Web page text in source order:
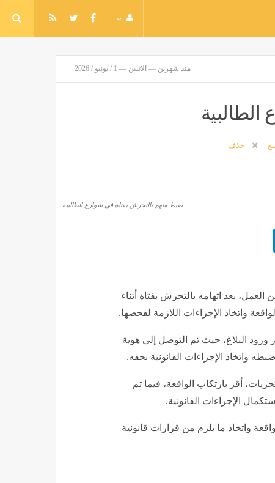
منذ شهرين — الاثنين — 1 / يونيو / 2026
حذف
ضبط متهم بالتحرش بفتاة في شوارع الطالبية
بعد اتهامه بالتحرش بفتاة أثناء
واتخاذ الإجراءات اللازمة لفحصها.
البلاغ، حيث تم التوصل إلى هوية
واتخاذ الإجراءات القانونية بحقه.
أقر بارتكاب الواقعة، فيما تم
الإجراءات القانونية.
واتخاذ ما يلزم من قرارات قانونية